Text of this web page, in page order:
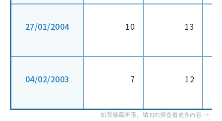
27/01/2004 10 13
04/02/2003 7 12